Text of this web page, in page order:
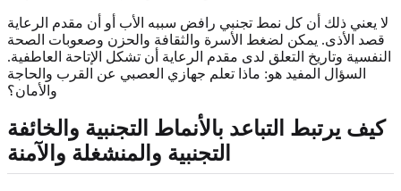
لا يعني ذلك أن كل نمط تجنبي رافض سببه الأب أو أن مقدم الرعاية
قصد الأذى. يمكن لضغط الأسرة والثقافة والحزن وصعوبات الصحة
النفسية وتاريخ التعلق لدى مقدم الرعاية أن تشكل الإتاحة العاطفية.
السؤال المفيد هو: ماذا تعلم جهازي العصبي عن القرب والحاجة
والأمان؟
كيف يرتبط التباعد بالأنماط التجنبية والخائفة
التجنبية والمنشغلة والآمنة